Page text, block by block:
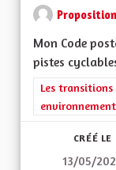
Mon Code
pistes
Filtrer les
Les
CRÉÉ LE
13/05/